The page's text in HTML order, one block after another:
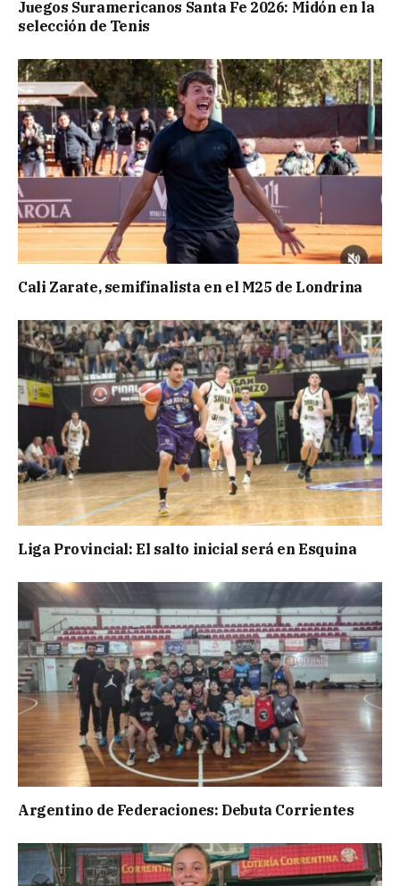
Juegos Suramericanos Santa Fe 2026: Midón en la
selección de Tenis
Cali Zarate, semifinalista en el M25 de Londrina
Liga Provincial: El salto inicial será en Esquina
Argentino de Federaciones: Debuta Corrientes